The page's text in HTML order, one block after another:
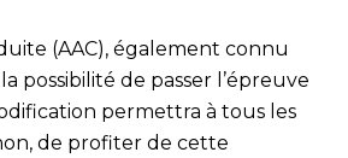
(AAC), également connu
possibilité de passer l’épreuve
permettra à tous les
de profiter de cette